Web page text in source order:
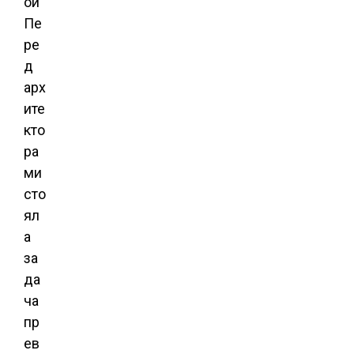
Пе
ре
д
арх
ите
кто
ра
ми
сто
ял
а
за
да
ча
пр
ев